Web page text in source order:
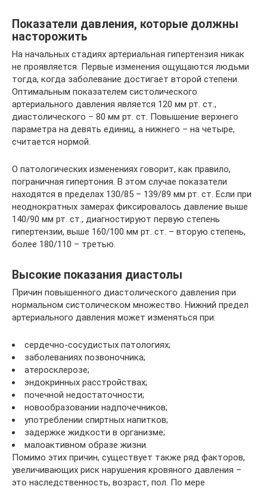
Показатели давления, которые должны
насторожить
На начальных стадиях артериальная гипертензия никак
не проявляется. Первые изменения ощущаются людьми
тогда, когда заболевание достигает второй степени.
Оптимальным показателем систолического
артериального давления является 120 мм рт. ст.,
диастолического – 80 мм рт. ст. Повышение верхнего
параметра на девять единиц, а нижнего – на четыре,
считается нормой.
О патологических изменениях говорит, как правило,
пограничная гипертония. В этом случае показатели
находятся в пределах 130/85 – 139/89 мм рт. ст. Если при
неоднократных замерах фиксировалось давление выше
140/90 мм рт. ст., диагностируют первую степень
гипертензии, выше 160/100 мм рт. ст. – вторую степень,
более 180/110 – третью.
Высокие показания диастолы
Причин повышенного диастолического давления при
нормальном систолическом множество. Нижний предел
артериального давления может изменяться при:
сердечно-сосудистых патологиях;
заболеваниях позвоночника;
атеросклерозе;
эндокринных расстройствах;
почечной недостаточности;
новообразовании надпочечников;
употреблении спиртных напитков;
задержке жидкости в организме;
малоактивном образе жизни.
Помимо этих причин, существует также ряд факторов,
увеличивающих риск нарушения кровяного давления –
это наследственность, возраст, пол. По мере